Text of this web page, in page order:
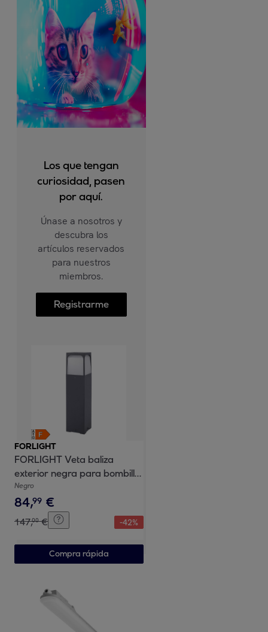
Los que tengan
curiosidad, pasen
por aquí.
Únase a nosotros y
descubra los
artículos reservados
para nuestros
miembros.
Registrarme
FORLIGHT
FORLIGHT Veta baliza
exterior negra para bombilla
E27
Negro
84,99 €
147,00 € -42%
Compra rápida